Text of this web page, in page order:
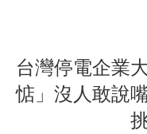
台灣停電企業
惦」沒人敢說